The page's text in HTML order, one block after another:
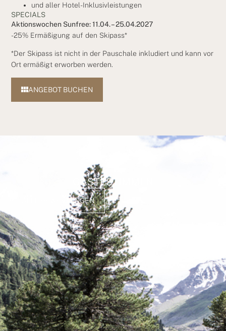
und aller Hotel-Inklusivleistungen
SPECIALS
Aktionswochen Sunfree: 11.04. – 25.04.2027
-25% Ermäßigung auf den Skipass*
*Der Skipass ist nicht in der Pauschale inkludiert und kann vor
Ort ermäßigt erworben werden.
ANGEBOT BUCHEN
GÄSTESTIMMEN
ALLE BEWERTUNGEN